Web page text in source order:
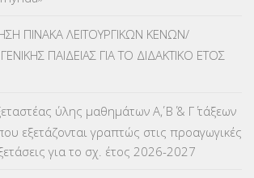
ΒΕΛΤΙΩΣΕΙΣ(319)
(3)
ΠΙΝΑΚΑ ΛΕΙΤΟΥΡΓΙΚΩΝ ΚΕΝΩΝ/
ΠΑΙΔΕΙΑΣ ΓΙΑ ΤΟ ΔΙΔΑΚΤΙΚΟ ΕΤΟΣ
ύλης μαθημάτων Α΄, Β΄ & Γ΄ τάξεων
εξετάζονται γραπτώς στις προαγωγικές
για το σχ. έτος 2026-2027